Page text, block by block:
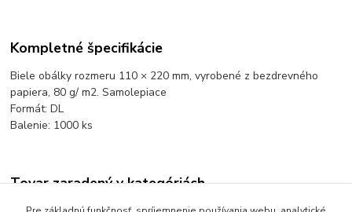
Kompletné špecifikácie
Biele obálky rozmeru 110 × 220 mm, vyrobené z bezdrevného
papiera, 80 g/ m2. Samolepiace
Formát: DL
Balenie: 1000 ks
Tovar zaradený v kategóriách